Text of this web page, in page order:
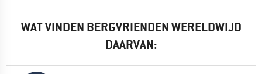
WAT VINDEN BERGVRIENDEN WERELDWIJD
DAARVAN: